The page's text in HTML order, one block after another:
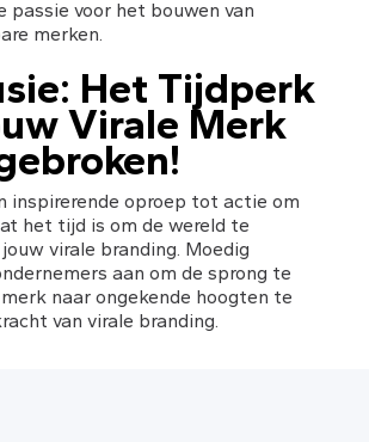
passie voor het bouwen van
merken.
Het Tijdperk
Virale Merk
inspirerende oproep tot actie om
het tijd is om de wereld te
virale branding. Moedig
aan om de sprong te
naar ongekende hoogten te
van virale branding.